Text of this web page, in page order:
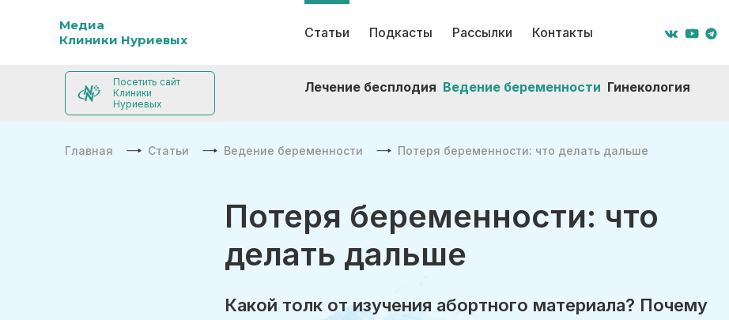
Медиа
Клиники Нуриевых
Статьи
Лечение бесплодия Ведение беременности Гинекология
Подкасты Рассылки Контакты
Посетить сайт
Клиники
Нуриевых
Главная Статьи Ведение беременности Потеря беременности: что делать дальше
Потеря беременности: что
делать дальше
Какой толк от изучения абортного материала? Почему